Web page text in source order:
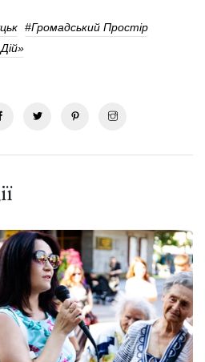
#Громадський Простір